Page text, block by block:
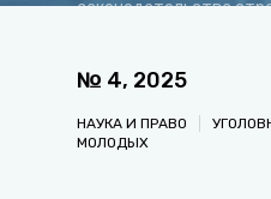
законодательства
№ 4, 2025
НАУКА И ПРАВО
МОЛОДЫХ